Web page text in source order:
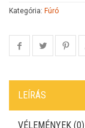
Kategória: Fúró
LEÍRÁS
VÉLEMÉNYEK (0)